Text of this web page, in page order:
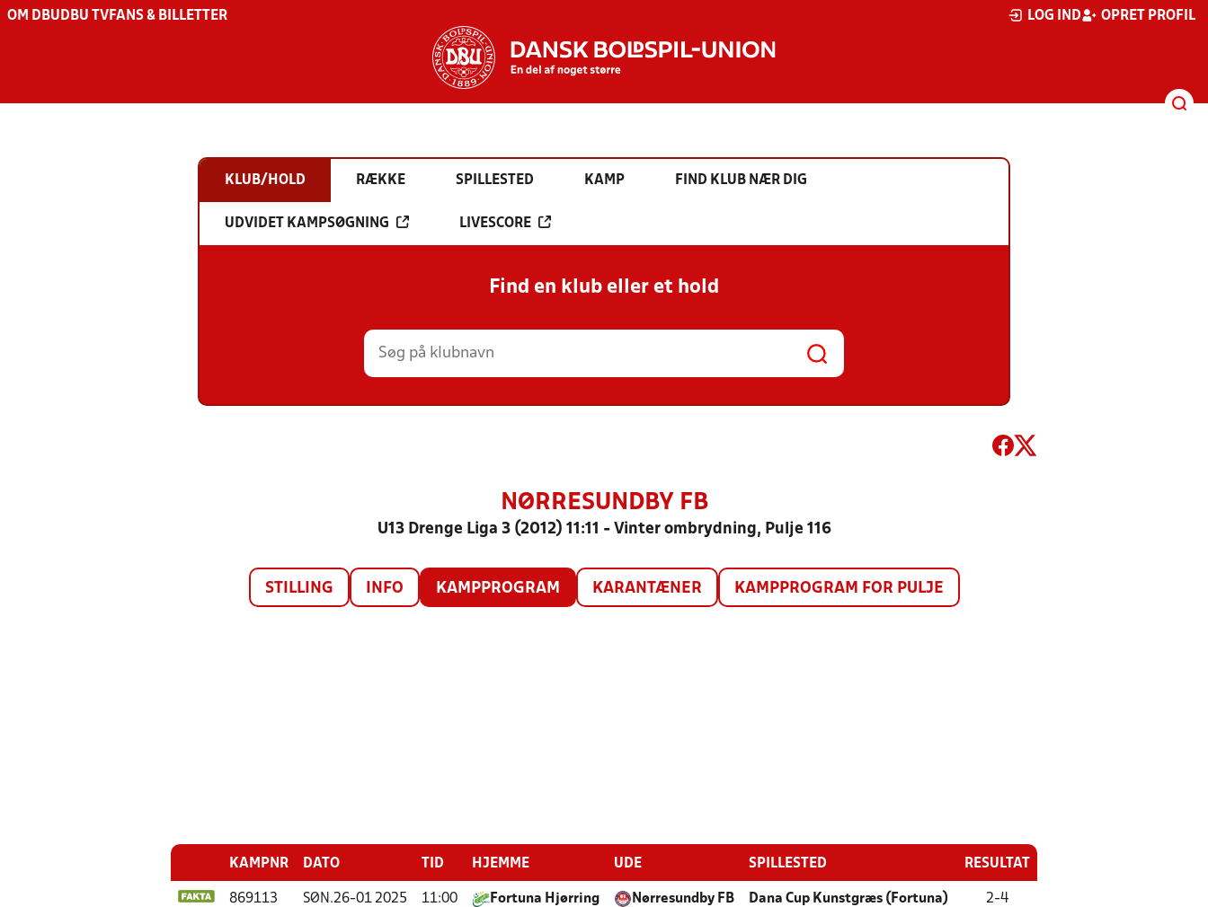
OM DBU DBU TV FANS & BILLETTER LOG IND OPRET PROFIL
KLUB/HOLD RÆKKE SPILLESTED KAMP FIND KLUB NÆR DIG
UDVIDET KAMPSØGNING LIVESCORE
Find en klub eller et hold
NØRRESUNDBY FB
U13 Drenge Liga 3 (2012) 11:11 - Vinter ombrydning, Pulje 116
STILLING INFO KAMPPROGRAM KARANTÆNER KAMPPROGRAM FOR PULJE
KAMPNR DATO TID HJEMME UDE SPILLESTED RESULTAT
869113 SØN.26-01 2025 11:00 Fortuna Hjørring Nørresundby FB Dana Cup Kunstgræs (Fortuna) 2-4